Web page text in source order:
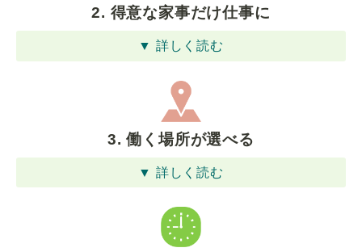
2. 得意な家事だけ仕事に
▼ 詳しく読む
3. 働く場所が選べる
▼ 詳しく読む